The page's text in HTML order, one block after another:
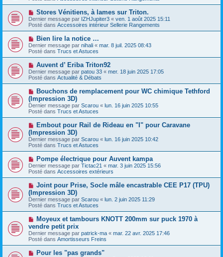
g
e
e
s
s
a
g
e
v
e
a
u
m
e
s
a
g
N
o
u
v
e
a
u
m
e
s
s
a
g
e
Stores Vénitiens, à lames sur Triton.
Dernier message par IZHJupiter3 « ven. 1 août 2025 15:11
Posté dans Accessoires intérieur Sellerie Rangements
N
o
u
v
a
u
m
e
s
a
g
e
Bien lire la notice …
Dernier message par nihali « mar. 8 juil. 2025 08:43
Posté dans Trucs et Astuces
N
o
u
v
e
a
u
m
e
s
s
a
g
e
Auvent d’ Eriba Triton92
Dernier message par patou 33 « mer. 18 juin 2025 17:05
Posté dans Actualité & Débats
N
u
v
e
a
m
e
s
a
g
e
Bouchons de remplacement pour WC chimique Tethford
(Impression 3D)
Dernier message par Scarou « lun. 16 juin 2025 10:55
Posté dans Trucs et Astuces
N
u
v
e
a
m
e
s
a
g
e
Embout pour Rail de Rideau en "I" pour Caravane
(Impression 3D)
Dernier message par Scarou « lun. 16 juin 2025 10:42
Posté dans Trucs et Astuces
N
o
u
v
a
u
m
e
s
s
a
g
e
Pompe électrique pour Auvent kampa
Dernier message par Tictac21 « mar. 3 juin 2025 15:56
Posté dans Accessoires extérieurs
N
u
v
e
a
m
e
s
a
g
Joint pour Prise, Socle mâle encastrable CEE P17 (TPU)
(Impression 3D)
Dernier message par Scarou « lun. 2 juin 2025 11:29
Posté dans Trucs et Astuces
N
u
v
e
a
Moyeux et tambours KNOTT 200mm sur puck 1970 à
vendre petit prix
Dernier message par patrick-ma « mar. 22 avr. 2025 17:46
Posté dans Amortisseurs Freins
NPour les "pas grands"